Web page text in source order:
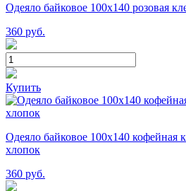
Одеяло байковое 100х140 розовая
360 руб.
Купить
Одеяло байковое 100х140 кофейная
хлопок
360 руб.